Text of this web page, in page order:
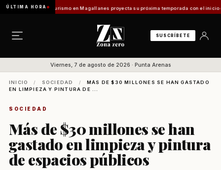
ÚLTIMA HORA
Vladilo] Turismo en Magallanes proyecta su próxima temporada con el inicio de
SUSCRÍBETE
Viernes, 7 de agosto de 2026 · Punta Arenas
INICIO / SOCIEDAD /
MÁS DE $30 MILLONES SE HAN GASTADO
EN LIMPIEZA Y PINTURA DE ...
SOCIEDAD
Más de $30 millones se han
gastado en limpieza y pintura
de espacios públicos